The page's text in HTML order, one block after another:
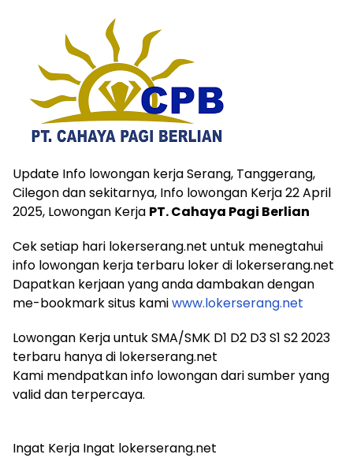
Update Info lowongan kerja Serang, Tanggerang,
Cilegon dan sekitarnya, Info lowongan Kerja 22 April
2025, Lowongan Kerja PT. Cahaya Pagi Berlian
Cek setiap hari lokerserang.net untuk menegtahui
info lowongan kerja terbaru loker di lokerserang.net
Dapatkan kerjaan yang anda dambakan dengan
me-bookmark situs kamiwww.lokerserang.net
Lowongan Kerja untuk SMA/SMK D1 D2 D3 S1 S2 2023
terbaru hanya di lokerserang.net
Kami mendpatkan info lowongan dari sumber yang
valid dan terpercaya.
Ingat Kerja Ingat lokerserang.net